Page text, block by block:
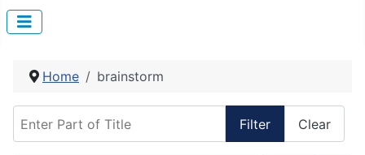
Home brainstorm
Filter Clear